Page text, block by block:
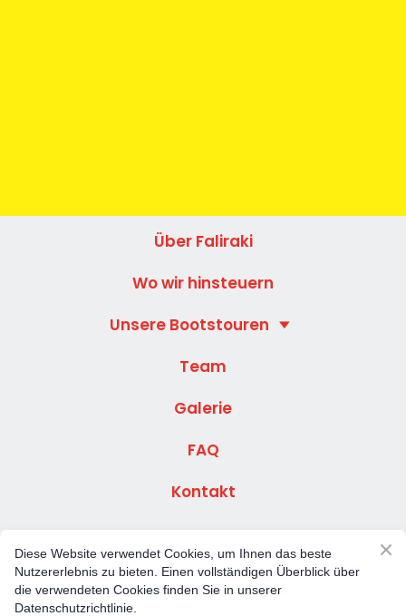
Über Faliraki
Wo wir hinsteuern
Unsere Bootstouren
Team
Galerie
FAQ
Kontakt
Website created byMonobunt
Diese Website verwendet Cookies, um Ihnen das beste
Nutzererlebnis zu bieten. Einen vollständigen Überblick über
die verwendeten Cookies finden Sie in unserer
Datenschutzrichtlinie.